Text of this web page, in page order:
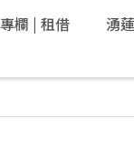
專欄 | 租借
湧